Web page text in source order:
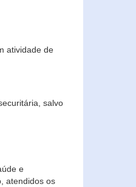
atividade de
salvo
e
atendidos os